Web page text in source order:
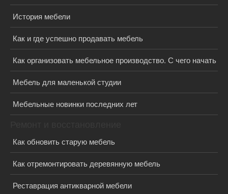
История мебели
Как и где успешно продавать мебель
Как организовать мебельное производство. С чего начать
Мебель для маленькой студии
Мебельные новинки последних лет
Как обновить старую мебель
Как отремонтировать деревянную мебель
Реставрация антикварной мебели